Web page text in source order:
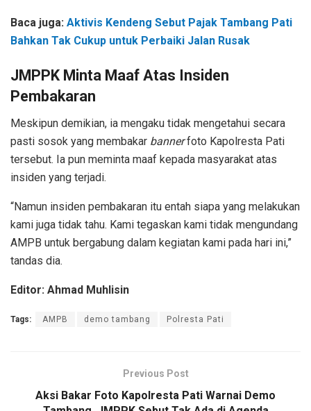
Baca juga: Aktivis Kendeng Sebut Pajak Tambang Pati
Bahkan Tak Cukup untuk Perbaiki Jalan Rusak
JMPPK Minta Maaf Atas Insiden
Pembakaran
Meskipun demikian, ia mengaku tidak mengetahui secara
pasti sosok yang membakar bannerfoto Kapolresta Pati
tersebut. Ia pun meminta maaf kepada masyarakat atas
insiden yang terjadi.
“Namun insiden pembakaran itu entah siapa yang melakukan
kami juga tidak tahu. Kami tegaskan kami tidak mengundang
AMPB untuk bergabung dalam kegiatan kami pada hari ini,”
tandas dia.
Editor: Ahmad Muhlisin
Tags: AMPB demo tambang Polresta Pati
Previous Post
Aksi Bakar Foto Kapolresta Pati Warnai Demo